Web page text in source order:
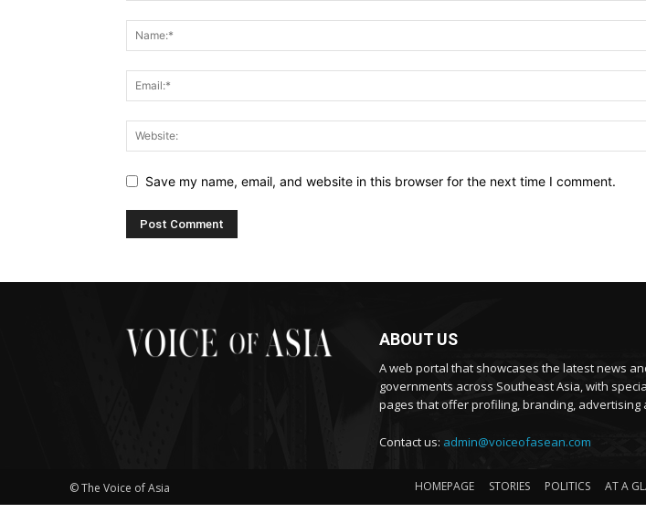
Save my name, email, and website in this browser for the next time I comment.
ABOUT US
A web portal that showcases the latest news
governments across Southeast Asia, with
pages that offer profiling, branding,
Contact us: admin@voiceofasean.com
© The Voice of Asia HOMEPAGE STORIES POLITICS AT A